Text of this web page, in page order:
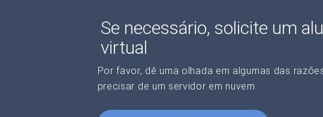
Se necessário, solicite um
virtual
Por favor, dê uma olhada em algumas das
precisar de um servidor em nuvem.